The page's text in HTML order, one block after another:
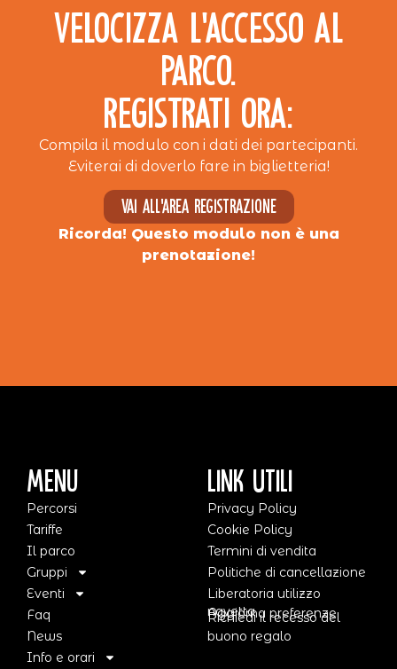
VELOCIZZA L’ACCESSO AL
PARCO.
REGISTRATI ORA:
Compila il modulo con i dati dei partecipanti.
Eviterai di doverlo fare in biglietteria!
Vai all'area registrazione
Ricorda! Questo modulo non è una
prenotazione!
Menu
Percorsi
Tariffe
Il parco
Gruppi
Eventi
Faq
News
Info e orari
Link Utili
Privacy Policy
Cookie Policy
Termini di vendita
Politiche di cancellazione
Liberatoria utilizzo
navetta
Aggiorna preferenze
Richiedi il recesso del
buono regalo